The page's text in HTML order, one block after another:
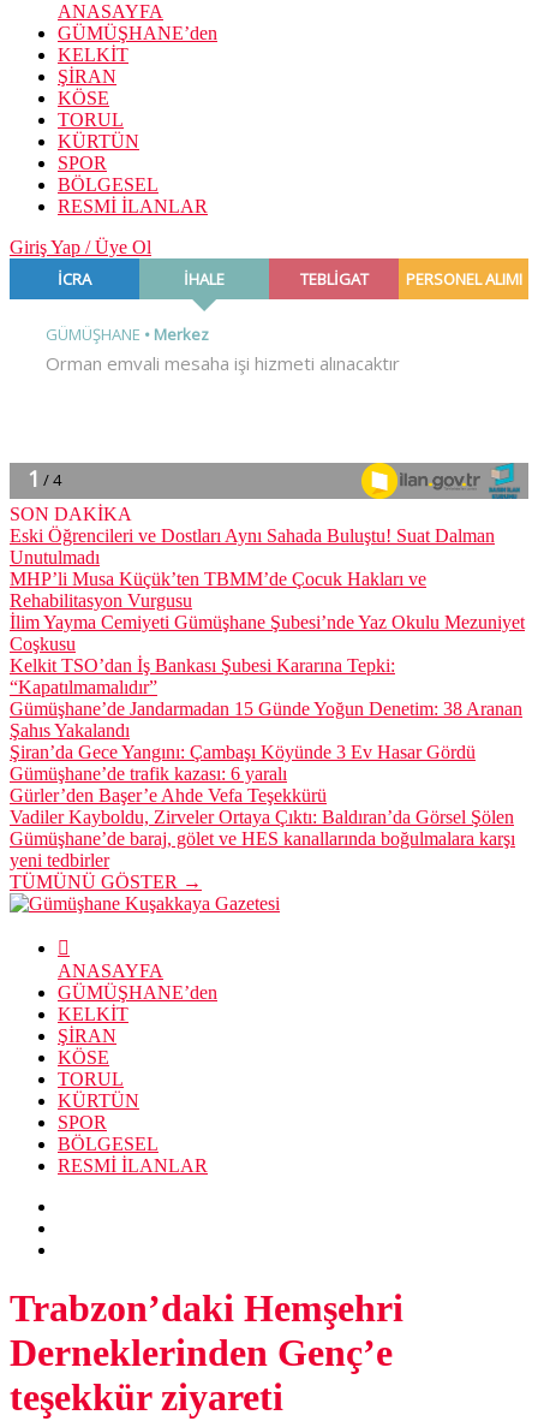
ANASAYFA
GÜMÜŞHANE’den
KELKİT
ŞİRAN
KÖSE
TORUL
KÜRTÜN
SPOR
BÖLGESEL
RESMİ İLANLAR
Giriş Yap / Üye Ol
SON DAKİKA
Eski Öğrencileri ve Dostları Aynı Sahada Buluştu! Suat Dalman
Unutulmadı
MHP’li Musa Küçük’ten TBMM’de Çocuk Hakları ve
Rehabilitasyon Vurgusu
İlim Yayma Cemiyeti Gümüşhane Şubesi’nde Yaz Okulu Mezuniyet
Coşkusu
Kelkit TSO’dan İş Bankası Şubesi Kararına Tepki:
“Kapatılmamalıdır”
Gümüşhane’de Jandarmadan 15 Günde Yoğun Denetim: 38 Aranan
Şahıs Yakalandı
Şiran’da Gece Yangını: Çambaşı Köyünde 3 Ev Hasar Gördü
Gümüşhane’de trafik kazası: 6 yaralı
Gürler’den Başer’e Ahde Vefa Teşekkürü
Vadiler Kayboldu, Zirveler Ortaya Çıktı: Baldıran’da Görsel Şölen
Gümüşhane’de baraj, gölet ve HES kanallarında boğulmalara karşı
yeni tedbirler
TÜMÜNÜ GÖSTER →
ANASAYFA
GÜMÜŞHANE’den
KELKİT
ŞİRAN
KÖSE
TORUL
KÜRTÜN
SPOR
BÖLGESEL
RESMİ İLANLAR
Trabzon’daki Hemşehri
Derneklerinden Genç’e
teşekkür ziyareti